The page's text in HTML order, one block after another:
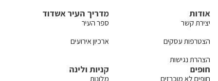
אודות
יצירת קשר
הצטרפות עסקים
הצהרת נגישות
מדריך העיר אשדוד
ספר העיר
ארכיון אירועים
חופים קניות ולינה